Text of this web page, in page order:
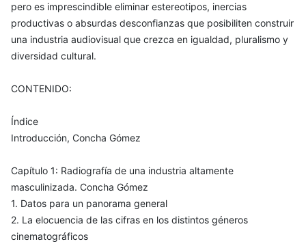
pero es imprescindible eliminar estereotipos, inercias
productivas o absurdas desconfianzas que posibiliten construir
una industria audiovisual que crezca en igualdad, pluralismo y
diversidad cultural.
CONTENIDO:
Índice
Introducción, Concha Gómez
Capítulo 1: Radiografía de una industria altamente
masculinizada. Concha Gómez
1. Datos para un panorama general
2. La elocuencia de las cifras en los distintos géneros
cinematográficos